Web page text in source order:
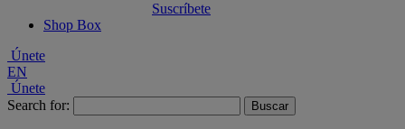
Suscríbete
Shop Box
Únete
EN
Únete
Search for: